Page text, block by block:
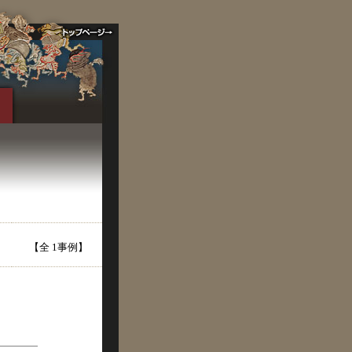
【全 1事例】